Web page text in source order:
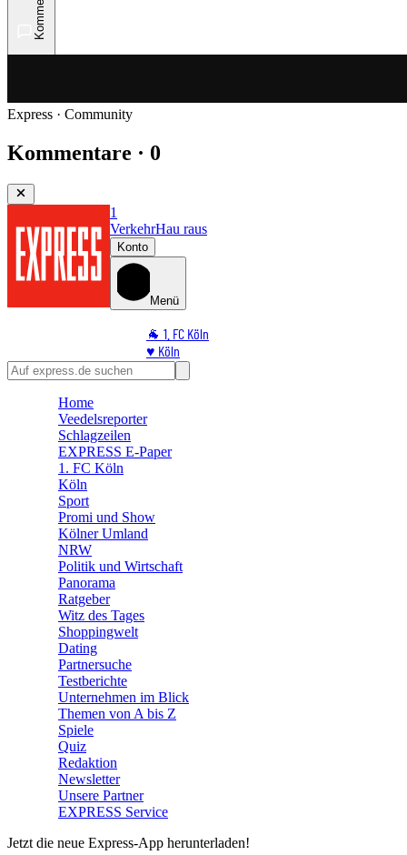
Express · Community
Kommentare · 0
1
VerkehrHau raus
Konto
Menü
🐐 1. FC Köln
♥️ Köln
⭐ Promi
🛒 Shoppingwelt
Home
Veedelsreporter
Schlagzeilen
EXPRESS E-Paper
1. FC Köln
Köln
Sport
Promi und Show
Kölner Umland
NRW
Politik und Wirtschaft
Panorama
Ratgeber
Witz des Tages
Shoppingwelt
Dating
Partnersuche
Testberichte
Unternehmen im Blick
Themen von A bis Z
Spiele
Quiz
Redaktion
Newsletter
Unsere Partner
EXPRESS Service
Jetzt die neue Express-App herunterladen!